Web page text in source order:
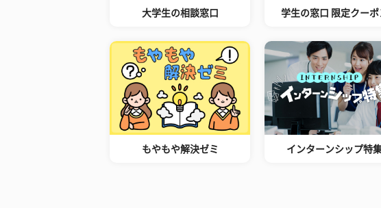
大学生の相談窓口 学生の窓口 限定クーポ
もやもや解決ゼミ インターンシップ特